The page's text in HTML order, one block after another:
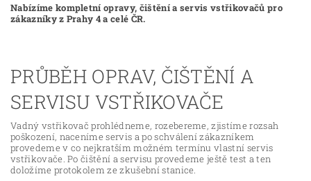
Nabízíme kompletní opravy, čištění a servis vstřikovačů pro
zákazníky z Prahy 4 a celé ČR.
PRŮBĚH OPRAV, ČIŠTĚNÍ A
SERVISU VSTŘIKOVAČE
Vadný vstřikovač prohlédneme, rozebereme, zjistíme rozsah
poškození, naceníme servis a po schválení zákazníkem
provedeme v co nejkratším možném termínu vlastní servis
vstřikovače. Po čištění a servisu provedeme ještě test a ten
doložíme protokolem ze zkušební stanice.